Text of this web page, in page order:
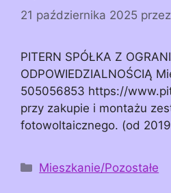
21 października 2025 przez
PITERN SPÓŁKA Z
ODPOWIEDZIALNOŚCIĄ
505056853 https://
przy zakupie i montażu
fotowoltaicznego. (od
Kategorie
Mieszkanie/Pozostałe